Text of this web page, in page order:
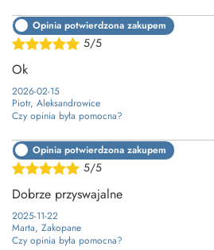
5/5
Opinia potwierdzona zakupem
Ok
2026-02-15
Piotr, Aleksandrowice
Czy opinia była pomocna?
5/5
Opinia potwierdzona zakupem
Dobrze przyswajalne
2025-11-22
Marta, Zakopane
Czy opinia była pomocna?